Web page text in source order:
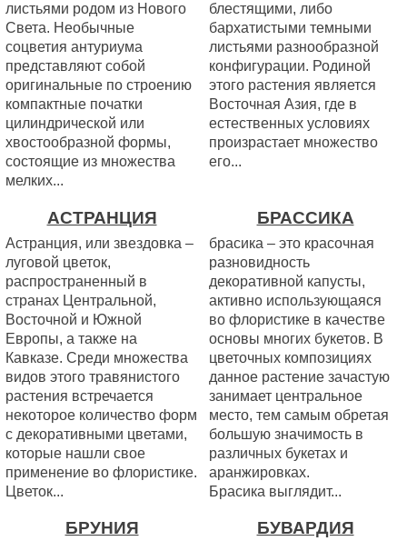
листьями родом из Нового
Света. Необычные
соцветия антуриума
представляют собой
оригинальные по строению
компактные початки
цилиндрической или
хвостообразной формы,
состоящие из множества
мелких...
блестящими, либо
бархатистыми темными
листьями разнообразной
конфигурации. Родиной
этого растения является
Восточная Азия, где в
естественных условиях
произрастает множество
его...
АСТРАНЦИЯ
Астранция, или звездовка –
луговой цветок,
распространенный в
странах Центральной,
Восточной и Южной
Европы, а также на
Кавказе. Среди множества
видов этого травянистого
растения встречается
некоторое количество форм
с декоративными цветами,
которые нашли свое
применение во флористике.
Цветок...
БРАССИКА
брасика – это красочная
разновидность
декоративной капусты,
активно использующаяся
во флористике в качестве
основы многих букетов. В
цветочных композициях
данное растение зачастую
занимает центральное
место, тем самым обретая
большую значимость в
различных букетах и
аранжировках.
Брасика выглядит...
БРУНИЯ БУВАРДИЯ